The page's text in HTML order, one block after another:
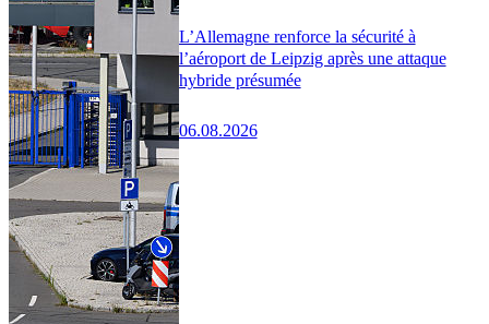
L’Allemagne renforce la sécurité à
l’aéroport de Leipzig après une attaque
hybride présumée
06.08.2026